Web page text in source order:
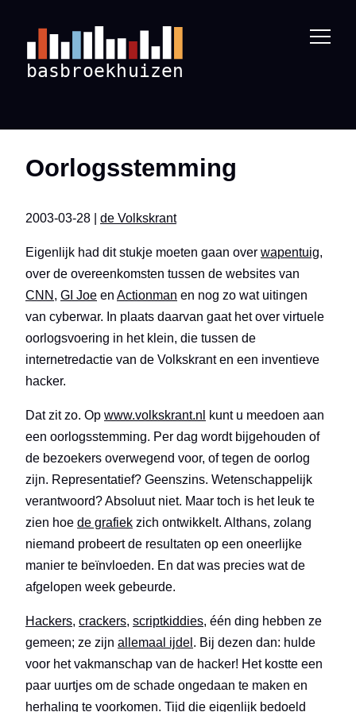
Oorlogsstemming
2003-03-28 | de Volkskrant
Eigenlijk had dit stukje moeten gaan over wapentuig,
over de overeenkomsten tussen de websites van
CNN , GI Joe en Actionman en nog zo wat uitingen
van cyberwar. In plaats daarvan gaat het over virtuele
oorlogsvoering in het klein, die tussen de
internetredactie van de Volkskrant en een inventieve
hacker.
Dat zit zo. Op www.volkskrant.nl
kunt u meedoen aan
een oorlogsstemming. Per dag wordt bijgehouden of
de bezoekers overwegend voor, of tegen de oorlog
zijn. Representatief? Geenszins. Wetenschappelijk
verantwoord? Absoluut niet. Maar toch is het leuk te
zien hoe de grafiek zich ontwikkelt. Althans, zolang
niemand probeert de resultaten op een oneerlijke
manier te beïnvloeden. En dat was precies wat de
afgelopen week gebeurde.
Hackers, crackers, scriptkiddies, één ding hebben ze
gemeen; ze zijn allemaal ijdel . Bij dezen dan: hulde
voor het vakmanschap van de hacker! Het kostte een
paar uurtjes om de schade ongedaan te maken en
herhaling te voorkomen. Tijd die eigenlijk bedoeld